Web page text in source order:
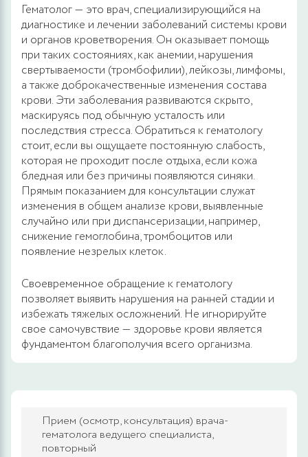
Гематолог — это врач, специализирующийся на
диагностике и лечении заболеваний системы крови
и органов кроветворения. Он оказывает помощь
при таких состояниях, как анемии, нарушения
свертываемости (тромбофилии), лейкозы, лимфомы,
а также доброкачественные изменения состава
крови. Эти заболевания развиваются скрыто,
маскируясь под обычную усталость или
последствия стресса. Обратиться к гематологу
стоит, если вы ощущаете постоянную слабость,
которая не проходит после отдыха, если кожа
бледная или без причины появляются синяки.
Прямым показанием для консультации служат
изменения в общем анализе крови, выявленные
случайно или при диспансеризации, например,
снижение гемоглобина, тромбоцитов или
появление незрелых клеток.
Своевременное обращение к гематологу
позволяет выявить нарушения на ранней стадии и
избежать тяжелых осложнений. Не игнорируйте
свое самочувствие — здоровье крови является
фундаментом благополучия всего организма.
Прием (осмотр, консультация) врача-
гематолога ведущего специалиста,
повторный